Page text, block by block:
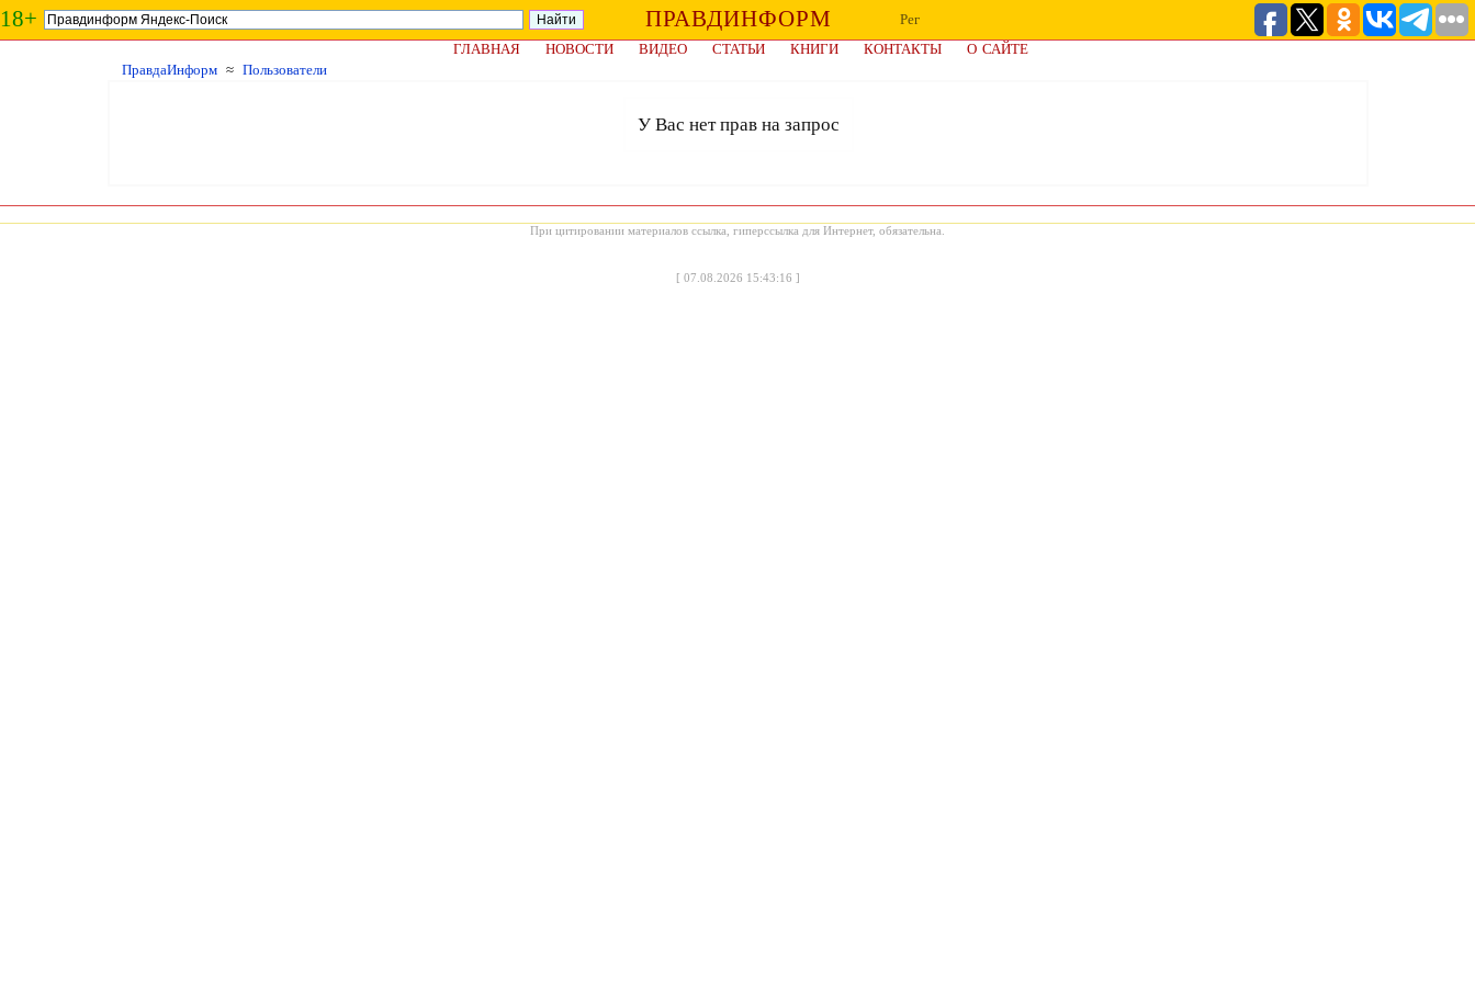
18+ ПРАВДИНФОРМ
Рег
ГЛАВНАЯ
НОВОСТИ ВИДЕО СТАТЬИ КНИГИ КОНТАКТЫ
О САЙТЕ
ПравдаИнформ ≈ Пользователи
У Вас нет прав на запрос
При цитировании материалов ссылка, гиперссылка для Интернет, обязательна.
[ 07.08.2026 15:43:16 ]